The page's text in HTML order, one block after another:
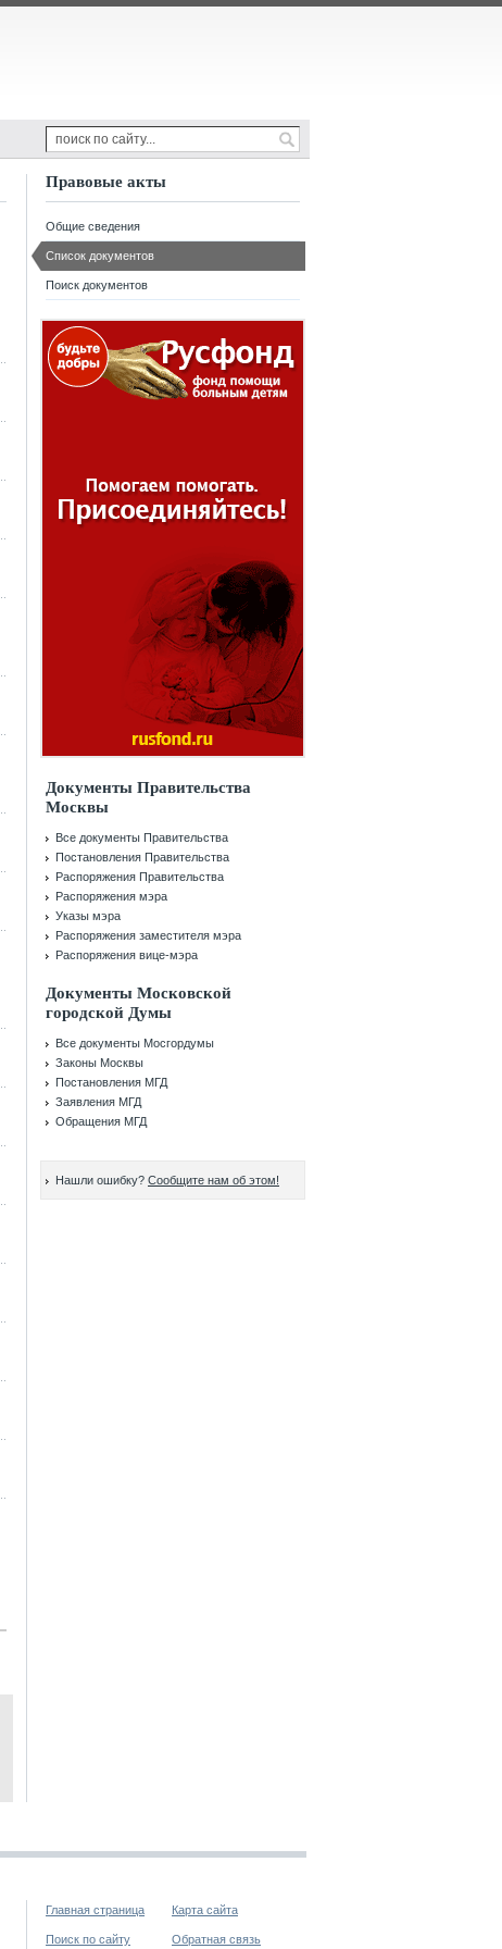
Правовые акты
Общие сведения
Список документов
Поиск документов
Документы Правительства
Москвы
Все документы Правительства
Постановления Правительства
Распоряжения Правительства
Распоряжения мэра
Указы мэра
Распоряжения заместителя мэра
Распоряжения вице-мэра
Документы Московской
городской Думы
Все документы Мосгордумы
Законы Москвы
Постановления МГД
Заявления МГД
Обращения МГД
Нашли ошибку? Сообщите нам об этом!
Главная страница Карта сайта
Поиск по сайту Обратная связь